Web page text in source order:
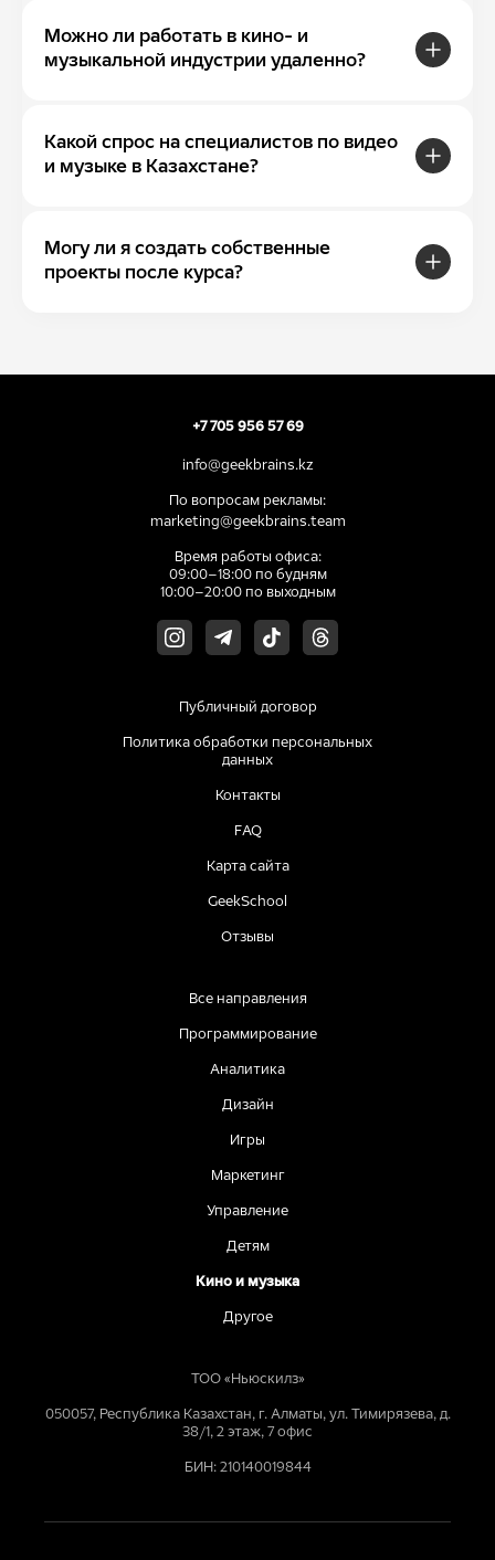
Можно ли работать в кино- и
музыкальной индустрии удаленно?
Какой спрос на специалистов по видео
и музыке в Казахстане?
Могу ли я создать собственные
проекты после курса?
+7 705 956 57 69
info@geekbrains.kz
По вопросам рекламы:
marketing@geekbrains.team
Время работы офиса:
09:00–18:00 по будням
10:00–20:00 по выходным
Публичный договор
Политика обработки персональных
данных
Контакты
FAQ
Карта сайта
GeekSchool
Отзывы
Все направления
Программирование
Аналитика
Дизайн
Игры
Маркетинг
Управление
Детям
Кино и музыка
Другое
ТОО «Ньюскилз»
050057, Республика Казахстан, г. Алматы, ул. Тимирязева, д.
38/1, 2 этаж, 7 офис
БИН: 210140019844